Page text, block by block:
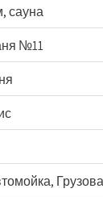
сауна
№11